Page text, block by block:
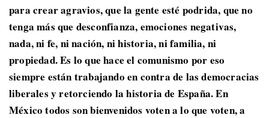
para crear agravios, que la gente esté podrida, que no
tenga más que desconfianza, emociones negativas,
nada, ni fe, ni nación, ni historia, ni familia, ni
propiedad. Es lo que hace el comunismo por eso
siempre están trabajando en contra de las democracias
liberales y retorciendo la historia de España. En
México todos son bienvenidos voten a lo que voten, a